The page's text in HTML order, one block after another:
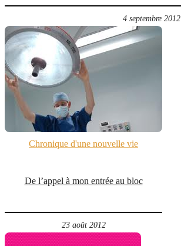
4 septembre 2012
Chronique d'une nouvelle vie
De l’appel à mon entrée au bloc
23 août 2012